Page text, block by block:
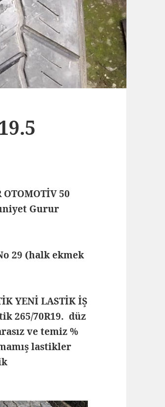
50
Gurur
29 (halk ekmek
YENİ LASTİK İŞ
265/70R19. düz
ve temiz %
lastikler